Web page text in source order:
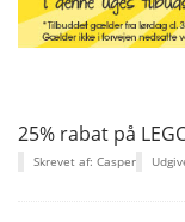
25% rabat på
Skrevet af: Casper